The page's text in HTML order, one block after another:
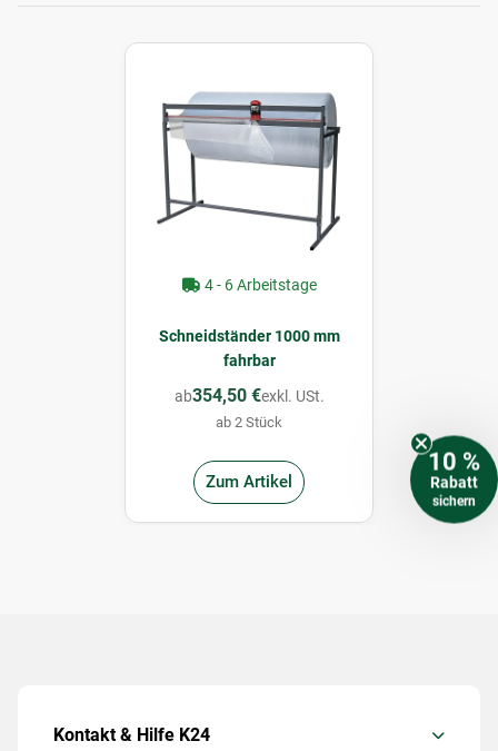
4 - 6 Arbeitstage
Schneidständer 1000 mm
fahrbar
ab354,50 €exkl. USt.
ab 2 Stück
Zum Artikel
Kontakt & Hilfe K24
10 %
Rabatt
sichern